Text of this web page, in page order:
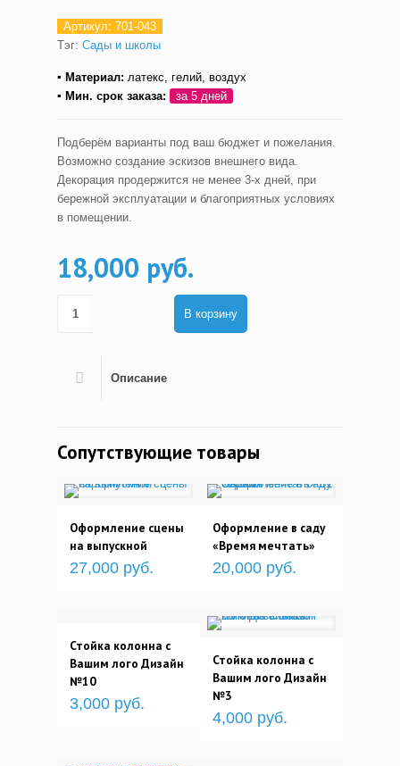
Артикул: 701-043
Тэг: Сады и школы
▪ Материал: латекс, гелий, воздух
▪ Мин. срок заказа:
за 5 дней
Подберём варианты под ваш бюджет и пожелания.
Возможно создание эскизов внешнего вида.
Декорация продержится не менее 3-х дней, при
бережной эксплуатации и благоприятных условиях
в помещении.
18,000 руб.
В корзину
Описание
Сопутствующие товары
Оформление сцены
на выпускной
27,000 руб.
Оформление в саду
«Время мечтать»
20,000 руб.
Стойка колонна с
Вашим лого Дизайн
№10
3,000 руб.
Стойка колонна с
Вашим лого Дизайн
№3
4,000 руб.